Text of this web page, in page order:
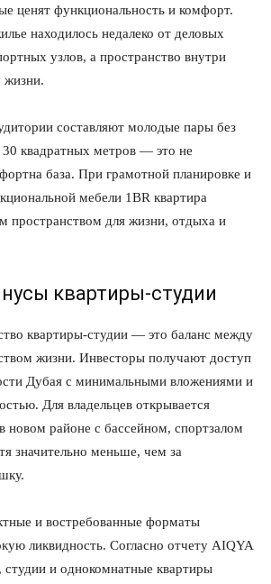
ценят функциональность и комфорт.
находилось недалеко от деловых
узлов, а пространство внутри
жизни.
составляют молодые пары без
30 квадратных метров — это не
база. При грамотной планировке и
мебели 1BR квартира
пространством для жизни, отдыха и
квартиры-студии
квартиры-студии — это баланс между
жизни. Инвесторы получают доступ
Дубая с минимальными вложениями и
Для владельцев открывается
новом районе с бассейном, спортзалом
значительно меньше, чем за
и востребованные форматы
ликвидность. Согласно отчету AIQYA
студии и однокомнатные квартиры